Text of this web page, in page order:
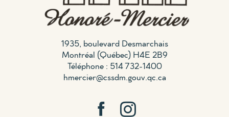
1935, boulevard Desmarchais
Montréal (Québec) H4E 2B9
Téléphone : 514 732-1400
hmercier@cssdm.gouv.qc.ca